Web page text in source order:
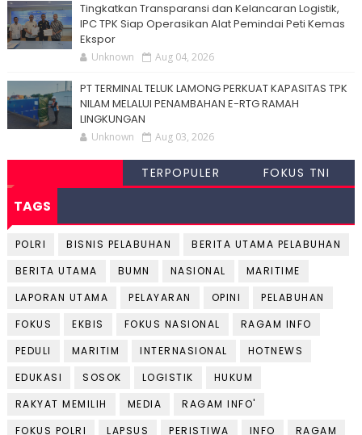
Tingkatkan Transparansi dan Kelancaran Logistik,
IPC TPK Siap Operasikan Alat Pemindai Peti Kemas
Ekspor
Unknown Aug 04, 2026
PT TERMINAL TELUK LAMONG PERKUAT KAPASITAS TPK
NILAM MELALUI PENAMBAHAN E-RTG RAMAH
LINGKUNGAN
Unknown Aug 03, 2026
TERPOPULER FOKUS TNI
TAGS
POLRI BISNIS PELABUHAN
BERITA UTAMA PELABUHAN
BERITA UTAMA
BUMN NASIONAL
MARITIME
LAPORAN UTAMA
PELAYARAN OPINI
PELABUHAN
FOKUS
EKBIS FOKUS NASIONAL
RAGAM INFO
PEDULI
MARITIM INTERNASIONAL
HOTNEWS
EDUKASI
SOSOK LOGISTIK
HUKUM
RAKYAT MEMILIH
MEDIA
RAGAM INFO'
FOKUS POLRI
LAPSUS PERISTIWA INFO
RAGAM